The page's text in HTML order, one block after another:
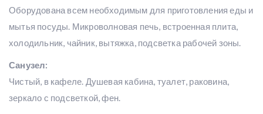
Оборудована всем необходимым для приготовления еды и
мытья посуды. Микроволновая печь, встроенная плита,
холодильник, чайник, вытяжка, подсветка рабочей зоны.
Санузел:
Чистый, в кафеле. Душевая кабина, туалет, раковина,
зеркало с подсветкой, фен.